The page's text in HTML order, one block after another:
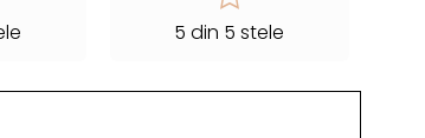
5 din 5 stele